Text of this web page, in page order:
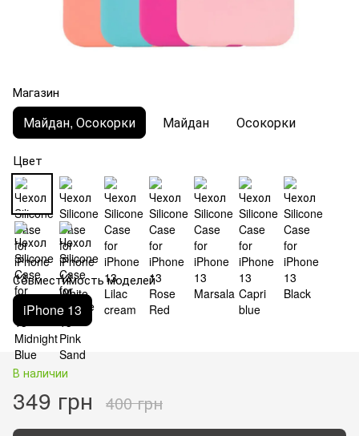
Магазин
Майдан, Осокорки Майдан Осокорки
Цвет
Совместимость моделей
iPhone 13
В наличии
349 грн 400 грн